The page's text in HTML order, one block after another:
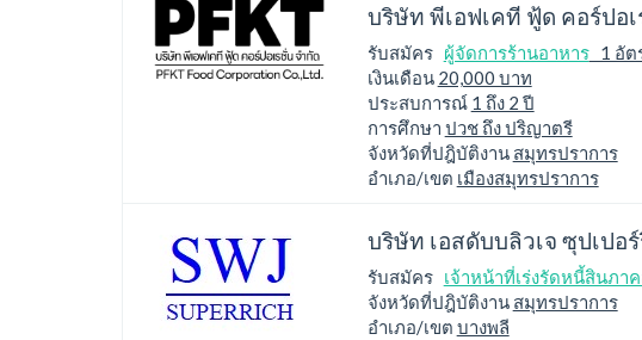
บริษัท พีเอฟเคที ฟู้ด คอร์ปอ
รับสมัคร ผู้จัดการร้านอาหาร1 อัต
เงินเดือน 20,000 บาท
ประสบการณ์ 1 ถึง 2 ปี
การศึกษา ปวช ถึง ปริญาตรี
จังหวัดที่ปฎิบัติงาน สมุทรปราการ
อำเภอ/เขต เมืองสมุทรปราการ
บริษัท เอสดับบลิวเจ ซุปเปอ
รับสมัคร เจ้าหน้าที่เร่งรัดหนี้สินภา
จังหวัดที่ปฎิบัติงาน สมุทรปราการ
อำเภอ/เขต บางพลี